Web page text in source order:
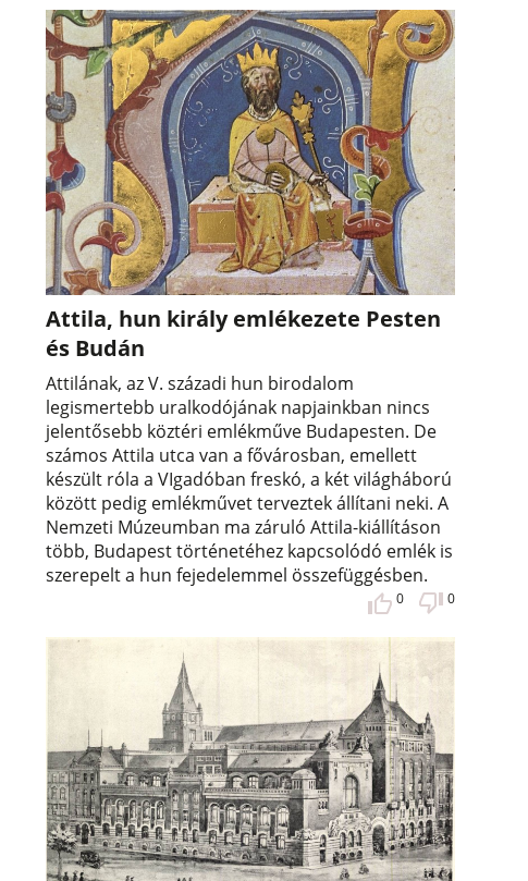
Attila, hun király emlékezete Pesten
és Budán
Attilának, az V. századi hun birodalom
legismertebb uralkodójának napjainkban nincs
jelentősebb köztéri emlékműve Budapesten. De
számos Attila utca van a fővárosban, emellett
készült róla a VIgadóban freskó, a két világháború
között pedig emlékművet terveztek állítani neki. A
Nemzeti Múzeumban ma záruló Attila-kiállításon
több, Budapest történetéhez kapcsolódó emlék is
szerepelt a hun fejedelemmel összefüggésben.
0 0